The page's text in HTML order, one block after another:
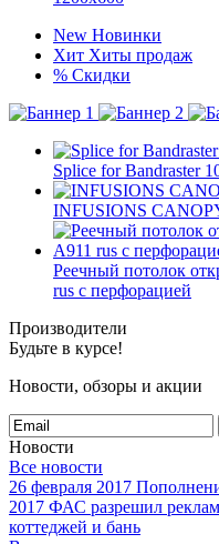
New Новинки
Хит Хиты продаж
% Скидки
Splice for Bandraster
INFUSIONS
Реечный потолок
rus с перфорацией
Производители
Будьте в курсе!
Новости, обзоры и акции
Новости
Все новости
26 февраля 2017
2017 ФАС разрешил
коттеджей и бань